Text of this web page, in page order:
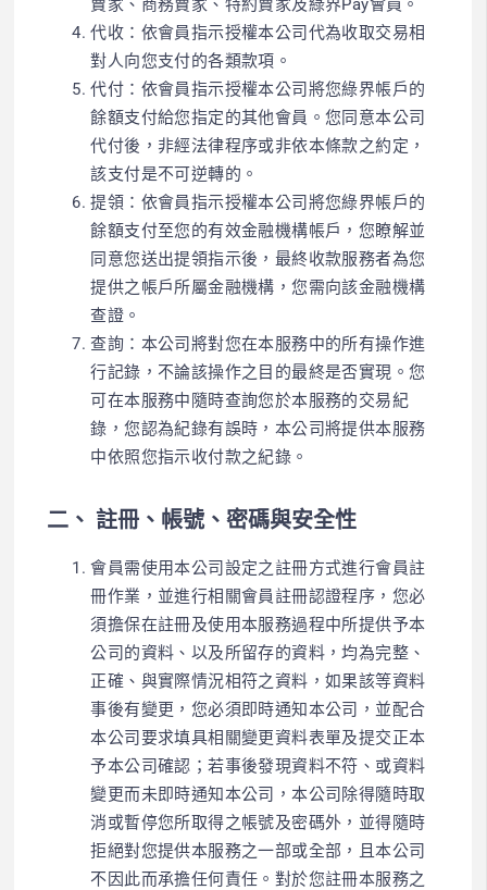
賣家、商務賣家、特約賣家及綠界Pay會員。
代收：依會員指示授權本公司代為收取交易相
對人向您支付的各類款項。
代付：依會員指示授權本公司將您綠界帳戶的
餘額支付給您指定的其他會員。您同意本公司
代付後，非經法律程序或非依本條款之約定，
該支付是不可逆轉的。
提領：依會員指示授權本公司將您綠界帳戶的
餘額支付至您的有效金融機構帳戶，您瞭解並
同意您送出提領指示後，最終收款服務者為您
提供之帳戶所屬金融機構，您需向該金融機構
查證。
查詢：本公司將對您在本服務中的所有操作進
行記錄，不論該操作之目的最終是否實現。您
可在本服務中隨時查詢您於本服務的交易紀
錄，您認為紀錄有誤時，本公司將提供本服務
中依照您指示收付款之紀錄。
二、 註冊、帳號、密碼與安全性
會員需使用本公司設定之註冊方式進行會員註
冊作業，並進行相關會員註冊認證程序，您必
須擔保在註冊及使用本服務過程中所提供予本
公司的資料、以及所留存的資料，均為完整、
正確、與實際情況相符之資料，如果該等資料
事後有變更，您必須即時通知本公司，並配合
本公司要求填具相關變更資料表單及提交正本
予本公司確認；若事後發現資料不符、或資料
變更而未即時通知本公司，本公司除得隨時取
消或暫停您所取得之帳號及密碼外，並得隨時
拒絕對您提供本服務之一部或全部，且本公司
不因此而承擔任何責任。對於您註冊本服務之